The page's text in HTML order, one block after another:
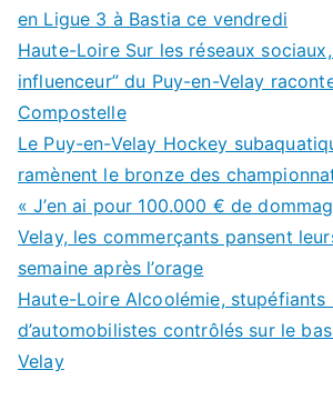
en Ligue 3 à Bastia ce vendredi
Haute-Loire Sur les réseaux sociaux,
influenceur” du Puy-en-Velay
Compostelle
Le Puy-en-Velay Hockey
ramènent le bronze des
« J’en ai pour 100.000 € de
Velay, les commerçants pansent
semaine après l’orage
Haute-Loire Alcoolémie, stupéfiants
d’automobilistes contrôlés sur le
Velay